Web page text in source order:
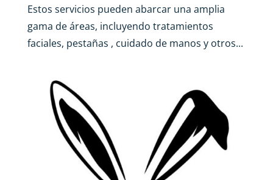
Estos servicios pueden abarcar una amplia
gama de áreas, incluyendo tratamientos
faciales, pestañas , cuidado de manos y otros...